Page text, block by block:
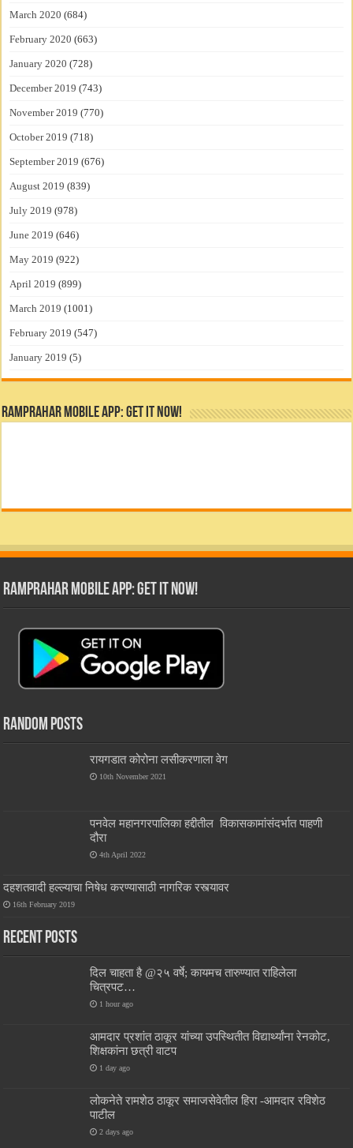
March 2020 (684)
February 2020 (663)
January 2020 (728)
December 2019 (743)
November 2019 (770)
October 2019 (718)
September 2019 (676)
August 2019 (839)
July 2019 (978)
June 2019 (646)
May 2019 (922)
April 2019 (899)
March 2019 (1001)
February 2019 (547)
January 2019 (5)
RamPrahar Mobile App: Get it Now!
RamPrahar Mobile App: Get it Now!
Random Posts
रायगडात कोरोना लसीकरणाला वेग
10th November 2021
पनवेल महानगरपालिका हद्दीतील विकासकामांसंदर्भात पाहणी
दौरा
4th April 2022
दहशतवादी हल्ल्याचा निषेध करण्यासाठी नागरिक रस्त्यावर
16th February 2019
Recent Posts
दिल चाहता है @२५ वर्षे; कायमच तारुण्यात राहिलेला
चित्रपट…
1 hour ago
आमदार प्रशांत ठाकूर यांच्या उपस्थितीत विद्यार्थ्यांना रेनकोट,
शिक्षकांना छत्री वाटप
1 day ago
लोकनेते रामशेठ ठाकूर समाजसेवेतील हिरा -आमदार रविशेठ
पाटील
2 days ago